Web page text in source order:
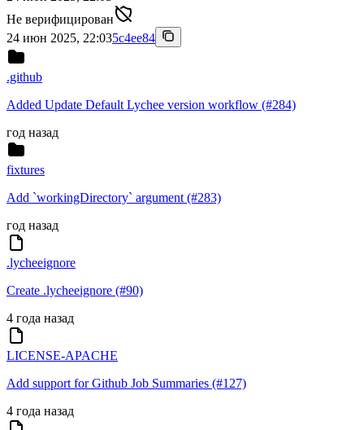
Не верифицирован
24 июн 2025, 22:035c4ee84
.github
Added Update Default Lychee version workflow (#284)
год назад
fixtures
Add `workingDirectory` argument (#283)
год назад
.lycheeignore
Create .lycheeignore (#90)
4 года назад
LICENSE-APACHE
Add support for Github Job Summaries (#127)
4 года назад